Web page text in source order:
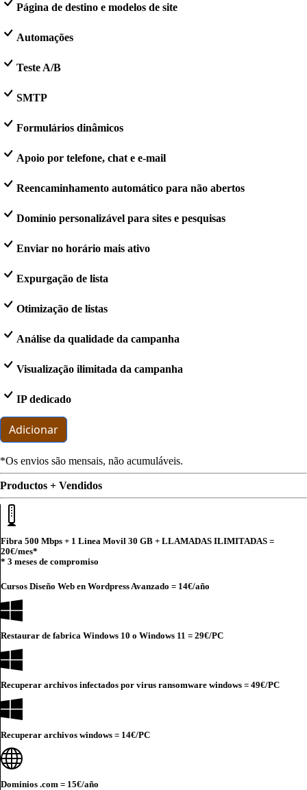
Página de destino e modelos de site
Automações
Teste A/B
SMTP
Formulários dinâmicos
Apoio por telefone, chat e e-mail
Reencaminhamento automático para não abertos
Domínio personalizável para sites e pesquisas
Enviar no horário mais ativo
Expurgação de lista
Otimização de listas
Análise da qualidade da campanha
Visualização ilimitada da campanha
IP dedicado
Adicionar
*Os envios são mensais, não acumuláveis.
Productos + Vendidos
Fibra 500 Mbps + 1 Linea Movil 30 GB + LLAMADAS ILIMITADAS =
20€/mes*
* 3 meses de compromiso
Cursos Diseño Web en Wordpress Avanzado = 14€/año
Restaurar de fabrica Windows 10 o Windows 11 = 29€/PC
Recuperar archivos infectados por virus ransomware windows = 49€/PC
Recuperar archivos windows = 14€/PC
Dominios .com = 15€/año